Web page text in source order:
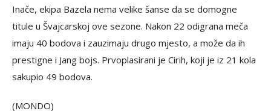
Inače, ekipa Bazela nema velike šanse da se domogne
titule u Švajcarskoj ove sezone. Nakon 22 odigrana meča
imaju 40 bodova i zauzimaju drugo mjesto, a može da ih
prestigne i Jang bojs. Prvoplasirani je Cirih, koji je iz 21 kola
sakupio 49 bodova.
(MONDO)